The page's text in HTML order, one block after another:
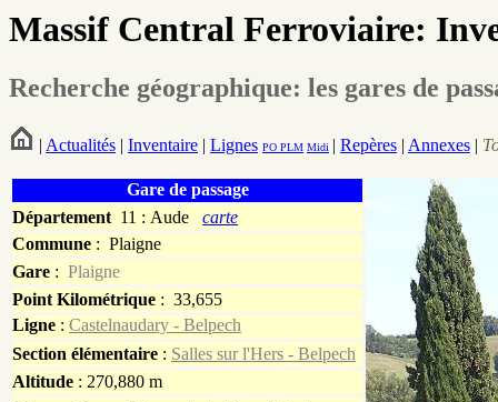
Massif Central Ferroviaire:
Recherche géographique: les gares de
| Actualités | Inventaire | Lignes PO PLM Midi | Repères | Annexes |
Gare de passage
Département 11 : Aude carte
Commune : Plaigne
Gare : Plaigne
Point Kilométrique : 33,655
Ligne : Castelnaudary - Belpech
Section élémentaire : Salles sur l'Hers - Belpech
Altitude : 270,880 m